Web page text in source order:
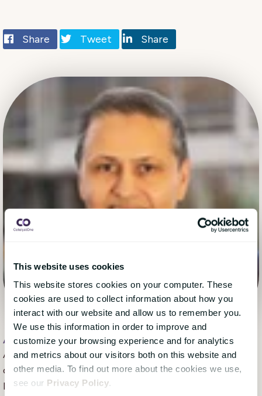
This website uses cookies
This website stores cookies on your computer. These
cookies are used to collect information about how you
interact with our website and allow us to remember you.
We use this information in order to improve and
customize your browsing experience and for analytics
and metrics about our visitors both on this website and
other media. To find out more about the cookies we use,
see our Privacy Policy.
Share Tweet Share
Avtar S. Jasser - DK, 28 december 2017
Avtar er CEO i CatalystOne og har arbejdet med HR-
og ledelsesprocesser i over 25 år. Han er en af
Nordens førende eksperter indenfor Performance